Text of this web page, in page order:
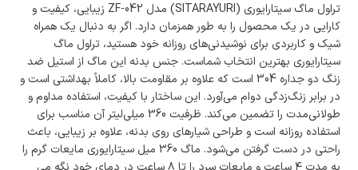
تراول ماگ سیتارایوری (SITARAYURI) مدل ZF-042 زیبایی، کیفیت و
کارایی در یک محصول را به طور همزمان دارد. اگر به دنبال یک همراه
شیک و کاربردی برای نوشیدنی‌های روزانه خود هستید، تراول ماگ
سیتارایوری بهترین انتخاب شماست. جنس بدنه این ماگ از استیل ضد
زنگ دو جداره 304 است که علاوه بر مقاومت بالا، کاملاً بهداشتی است و
در برابر زنگ‌زدگی دوام می‌آورد. این ساختار با کیفیت، استفاده مداوم و
طولانی‌مدت را تضمین می‌کند. ظرفیت 360 میلی‌لیتر آن مناسب برای
استفاده روزانه است و طراحی شیارهای روی بدنه، علاوه بر زیبایی، باعث
راحتی در دست گرفتن می‌شود. ماگ 360 میل سیتارایوری مایعات گرم را